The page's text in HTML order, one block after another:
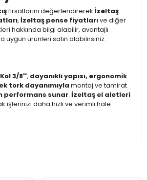
fırsatlarını değerlendirerek İzeltaş
, İzeltaş pense fiyatlarıve diğer
hakkında bilgi alabilir, avantajlı
uygun ürünleri satın alabilirsiniz.
3/8'', dayanıklı yapısı, ergonomik
tork dayanımıyla montaj ve tamirat
performans sunar. İzeltaş el aletleri
işlerinizi daha hızlı ve verimli hale